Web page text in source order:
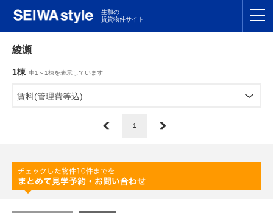
生和の
賃貸物件サイト
TOP
関東TOP
九州TOP
支店一覧
綾瀬
1棟 中1～1棟を表示しています
賃料(管理費等込)
1